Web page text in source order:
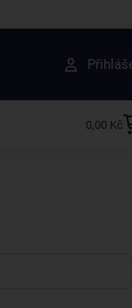
0,00 Kč
dřív než